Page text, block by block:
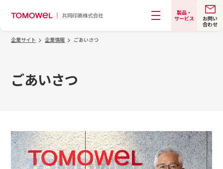
製品・
サービス
お問い
合わせ
企業サイト 企業情報 ごあいさつ
ごあいさつ